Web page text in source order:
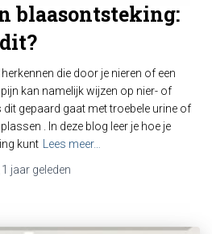
blaasontsteking:
die door je nieren of een
kan namelijk wijzen op nier- of
gepaard gaat met troebele urine of
. In deze blog leer je hoe je
kunt Lees meer…
1 jaar geleden